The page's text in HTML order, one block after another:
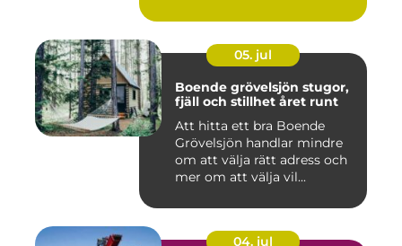
05. jul
Boende grövelsjön stugor,
fjäll och stillhet året runt
Att hitta ett bra Boende
Grövelsjön handlar mindre
om att välja rätt adress och
mer om att välja vil...
04. jul